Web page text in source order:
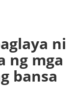
ni
ng mga
bansa